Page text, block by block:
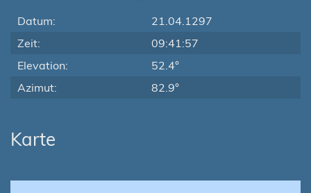
Datum:
21.04.1297
Zeit:
09:41:57
Elevation:
52.4°
Azimut:
82.9°
Karte